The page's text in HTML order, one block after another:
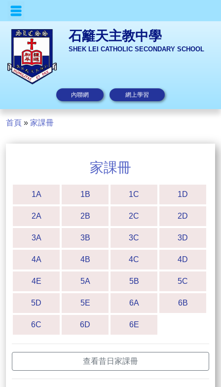
石籬天主教中學
SHEK LEI CATHOLIC SECONDARY SCHOOL
內聯網 網上學習
首頁 » 家課冊
家課冊
1A 1B 1C 1D
2A 2B 2C 2D
3A 3B 3C 3D
4A 4B 4C 4D
4E 5A 5B 5C
5D 5E 6A 6B
6C 6D 6E
查看昔日家課冊